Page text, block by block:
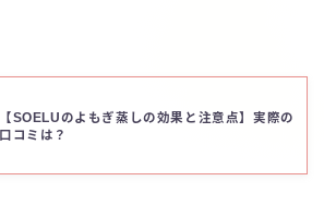
【SOELUのよもぎ蒸しの効果と注意点】実際の
口コミは？